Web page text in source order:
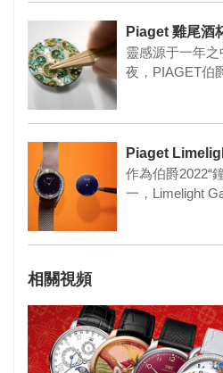
Piaget 雞尾酒
靈感源于一年之
夜，PIAGET伯
Piaget
作為伯爵2022“
一，Limelight
相關視頻